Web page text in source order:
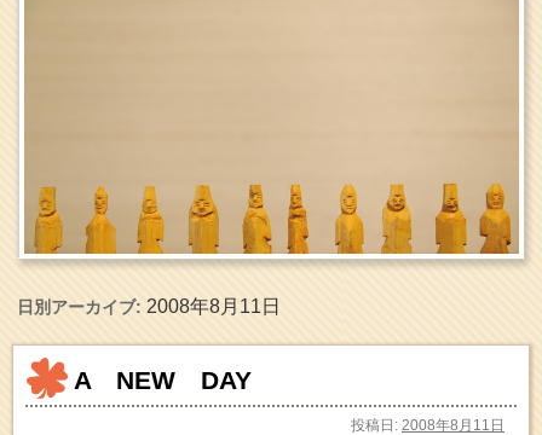
日別アーカイブ:2008年8月11日
A NEW DAY
投稿日: 2008年8月11日